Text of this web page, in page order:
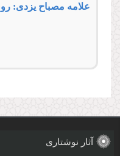
آثار نوشتاری